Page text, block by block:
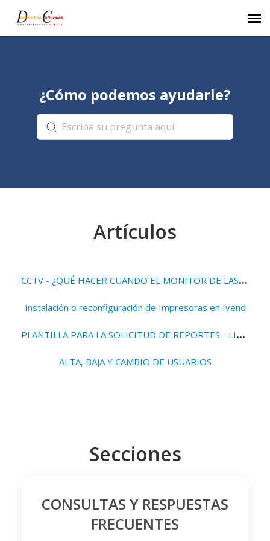
Crear tiquete
Base de conocimiento
¿Cómo podemos ayudarle?
Artículos
C
CTV - ¿QUÉ HACER CUANDO EL MONITOR DE LAS CÁMARAS ESTÁ EN NEGRO?
Instalación o reconfiguración de Impresoras en Ivend
P
LANTILLA PARA LA SOLICITUD DE REPORTES - LISTADOS AL DEPARTAMENTO DE TECNOLOGÍA DE INFORMACIÓN
ALTA, BAJA Y CAMBIO DE USUARIOS
Secciones
CONSULTAS Y RESPUESTAS
FRECUENTES